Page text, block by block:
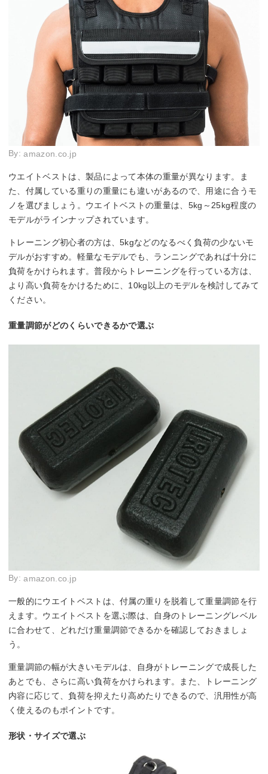
By:amazon.co.jp
ウエイトベストは、製品によって本体の重量が異なります。ま
た、付属している重りの重量にも違いがあるので、用途に合うモ
ノを選びましょう。ウエイトベストの重量は、5kg～25kg程度の
モデルがラインナップされています。
トレーニング初心者の方は、5kgなどのなるべく負荷の少ないモ
デルがおすすめ。軽量なモデルでも、ランニングであれば十分に
負荷をかけられます。普段からトレーニングを行っている方は、
より高い負荷をかけるために、10kg以上のモデルを検討してみて
ください。
重量調節がどのくらいできるかで選ぶ
By:amazon.co.jp
一般的にウエイトベストは、付属の重りを脱着して重量調節を行
えます。ウエイトベストを選ぶ際は、自身のトレーニングレベル
に合わせて、どれだけ重量調節できるかを確認しておきましょ
う。
重量調節の幅が大きいモデルは、自身がトレーニングで成長した
あとでも、さらに高い負荷をかけられます。また、トレーニング
内容に応じて、負荷を抑えたり高めたりできるので、汎用性が高
く使えるのもポイントです。
形状・サイズで選ぶ